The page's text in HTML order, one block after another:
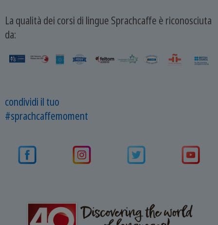
La qualità dei corsi di lingue Sprachcaffe è riconosciuta
da:
condividi il tuo
#sprachcaffemoment